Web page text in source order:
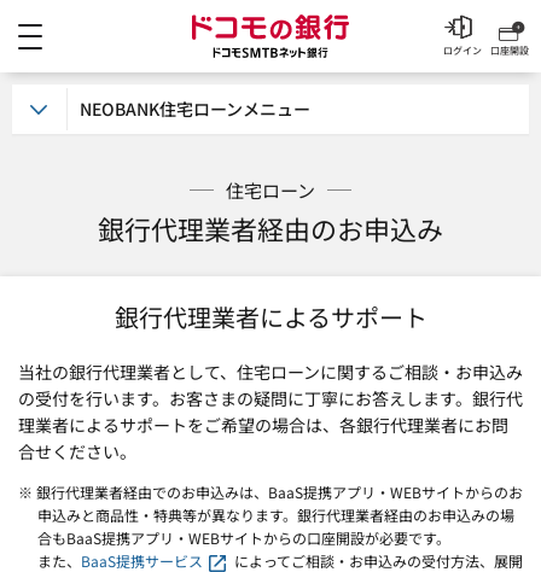
ドコモの銀行 ドコモ
口座開設
ログイン
住宅ローン
銀行代理業者経由のお申込み
銀行代理業者によるサポート
当社の銀行代理業者として、住宅ローンに関するご相談・お申込み
の受付を行います。お客さまの疑問に丁寧にお答えします。銀行代
理業者によるサポートをご希望の場合は、各銀行代理業者にお問
合せください。
※ 銀行代理業者経由でのお申込みは、BaaS提携アプリ・WEBサイトからのお
申込みと商品性・特典等が異なります。銀行代理業者経由のお申込みの場
合もBaaS提携アプリ・WEBサイトからの口座開設が必要です。
また、 BaaS提携サービス
によってご相談・お申込みの受付方法、展開
NEOBANK住宅ローンメニュー